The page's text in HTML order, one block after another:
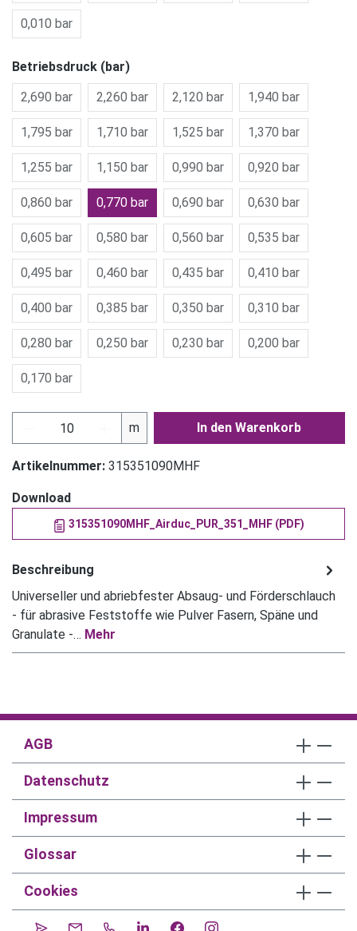
0,010 bar
Betriebsdruck (bar)
2,690 bar
2,260 bar 2,120 bar 1,940 bar
1,795 bar 1,710 bar 1,525 bar 1,370 bar
1,255 bar 1,150 bar 0,990 bar 0,920 bar
0,860 bar 0,770 bar 0,690 bar 0,630 bar
0,605 bar 0,580 bar 0,560 bar 0,535 bar
0,495 bar 0,460 bar 0,435 bar 0,410 bar
0,400 bar 0,385 bar 0,350 bar 0,310 bar
0,280 bar 0,250 bar 0,230 bar 0,200 bar
0,170 bar
Produkt Anzahl: Gib den gewünschten Wert
m In den Warenkorb
Artikelnummer: 315351090MHF
Download
315351090MHF_Airduc_PUR_351_MHF (PDF)
Beschreibung
Universeller und abriebfester Absaug- und Förderschlauch
- für abrasive Feststoffe wie Pulver Fasern, Späne und
Granulate -… Mehr
AGB
Datenschutz
Impressum
Glossar
Cookies